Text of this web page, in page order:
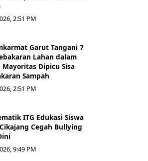
2:51 PM
Garut Tangani 7
Lahan dalam
Mayoritas Dipicu Sisa
Sampah
2:51 PM
ITG Edukasi Siswa
Cegah Bullying
9:49 PM